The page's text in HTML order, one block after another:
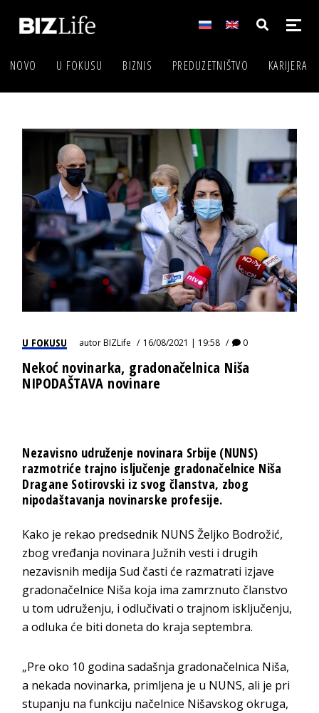
NOVO U FOKUSU BIZNIS PREDUZETNIŠTVO KARIJERA
U FOKUSU autorBIZLife 16/08/2021 | 19:58 0
Nekoć novinarka, gradonačelnica Niša
NIPODAŠTAVA novinare
Nezavisno udruženje novinara Srbije (NUNS)
razmotriće trajno isljučenje gradonačelnice Niša
Dragane Sotirovski iz svog članstva, zbog
nipodaštavanja novinarske profesije.
Kako je rekao predsednik NUNS Željko Bodrožić,
zbog vređanja novinara Južnih vesti i drugih
nezavisnih medija Sud časti će razmatrati izjave
gradonačelnice Niša koja ima zamrznuto članstvo
u tom udruženju, i odlučivati o trajnom isključenju,
a odluka će biti doneta do kraja septembra.
„Pre oko 10 godina sadašnja gradonačelnica Niša,
a nekada novinarka, primljena je u NUNS, ali je pri
stupanju na funkciju načelnice Nišavskog okruga,